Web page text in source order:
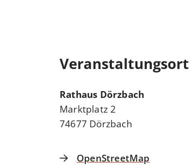
Veranstaltungsort
Rathaus Dörzbach
Marktplatz 2
74677 Dörzbach
OpenStreetMap